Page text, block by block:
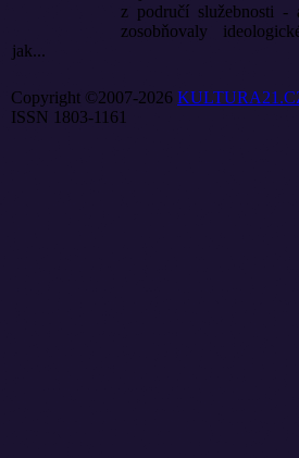
z područí služebnosti
zosobňovaly
jak...
Copyright ©2007-2026
ISSN 1803-1161